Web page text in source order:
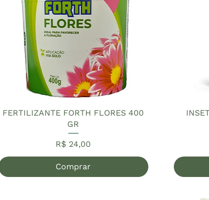
FERTILIZANTE FORTH FLORES 400
GR
Preço
R$ 24,00
Comprar